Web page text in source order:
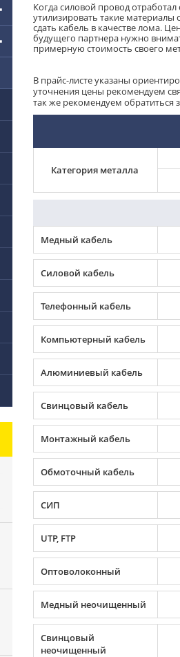
Когда силовой провод
утилизировать такие материалы
сдать кабель в качестве лома.
будущего партнера нужно
примерную стоимость своего
В прайс-листе указаны
уточнения цены рекомендуем
так же рекомендуем обратиться
Категория металла
Медный кабель
Силовой кабель
Телефонный кабель
Компьютерный кабель
Алюминиевый кабель
Свинцовый кабель
Монтажный кабель
Обмоточный кабель
СИП
UTP, FTP
Оптоволоконный
Медный неочищенный
Свинцовый
неочищенный